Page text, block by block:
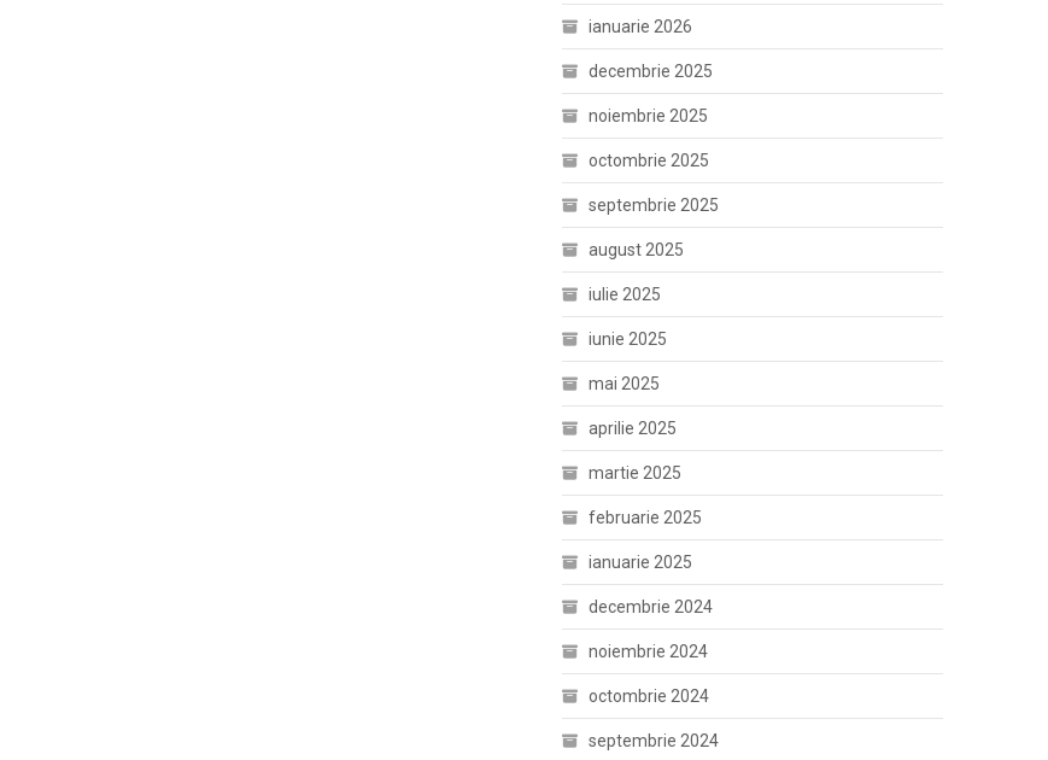
ianuarie 2026
decembrie 2025
noiembrie 2025
octombrie 2025
septembrie 2025
august 2025
iulie 2025
iunie 2025
mai 2025
aprilie 2025
martie 2025
februarie 2025
ianuarie 2025
decembrie 2024
noiembrie 2024
octombrie 2024
septembrie 2024